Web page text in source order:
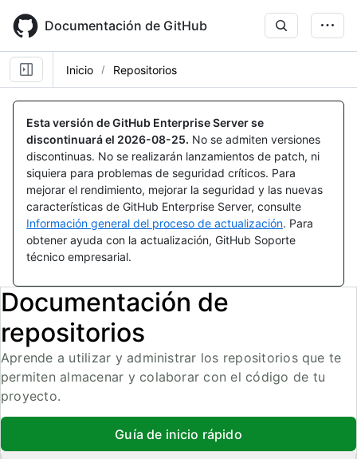
main
content
Documentación de GitHub
Inicio Repositorios
Esta versión de GitHub Enterprise Server se
discontinuará el 2026-08-25. No se admiten versiones
discontinuas. No se realizarán lanzamientos de patch, ni
siquiera para problemas de seguridad críticos. Para
mejorar el rendimiento, mejorar la seguridad y las nuevas
características de GitHub Enterprise Server, consulte
Información general del proceso de actualización. Para
obtener ayuda con la actualización, GitHub Soporte
técnico empresarial.
Documentación de
repositorios
Aprende a utilizar y administrar los repositorios que te
permiten almacenar y colaborar con el código de tu
proyecto.
Guía de inicio rápido